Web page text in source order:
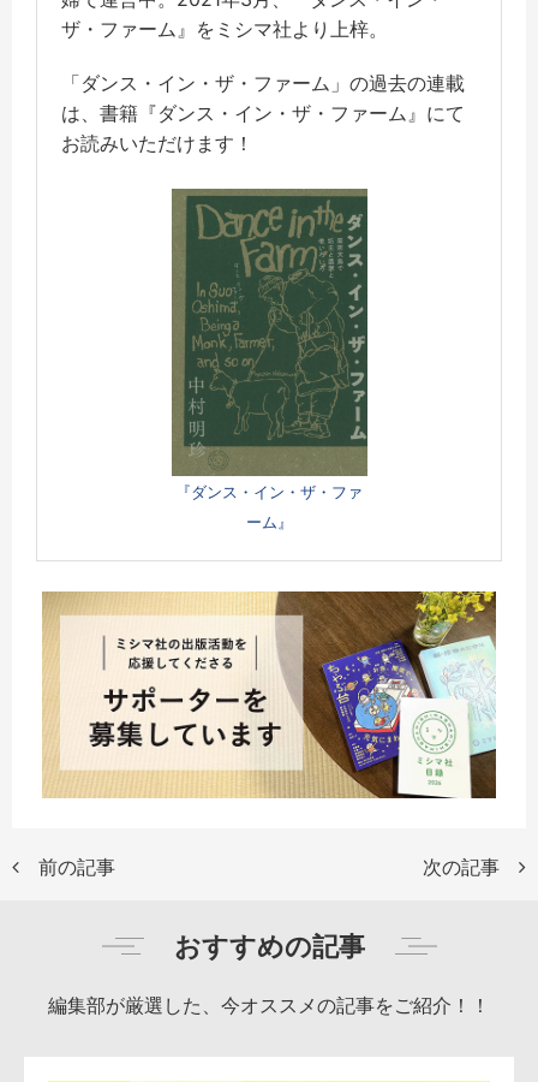
ザ・ファーム』をミシマ社より上梓。
「ダンス・イン・ザ・ファーム」の過去の連載
は、書籍『ダンス・イン・ザ・ファーム』にて
お読みいただけます！
『ダンス・イン・ザ・ファ
ーム』
前の記事 次の記事
おすすめの記事
編集部が厳選した、今オススメの記事をご紹介！！